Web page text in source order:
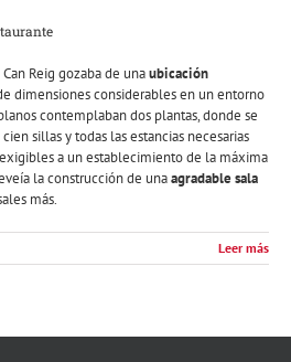
Reig gozaba de unaubicación
dimensiones considerables en un entorno
contemplaban dos plantas, donde se
sillas y todas las estancias necesarias
a un establecimiento de la máxima
la construcción de unaagradable sala
más.
Leer más